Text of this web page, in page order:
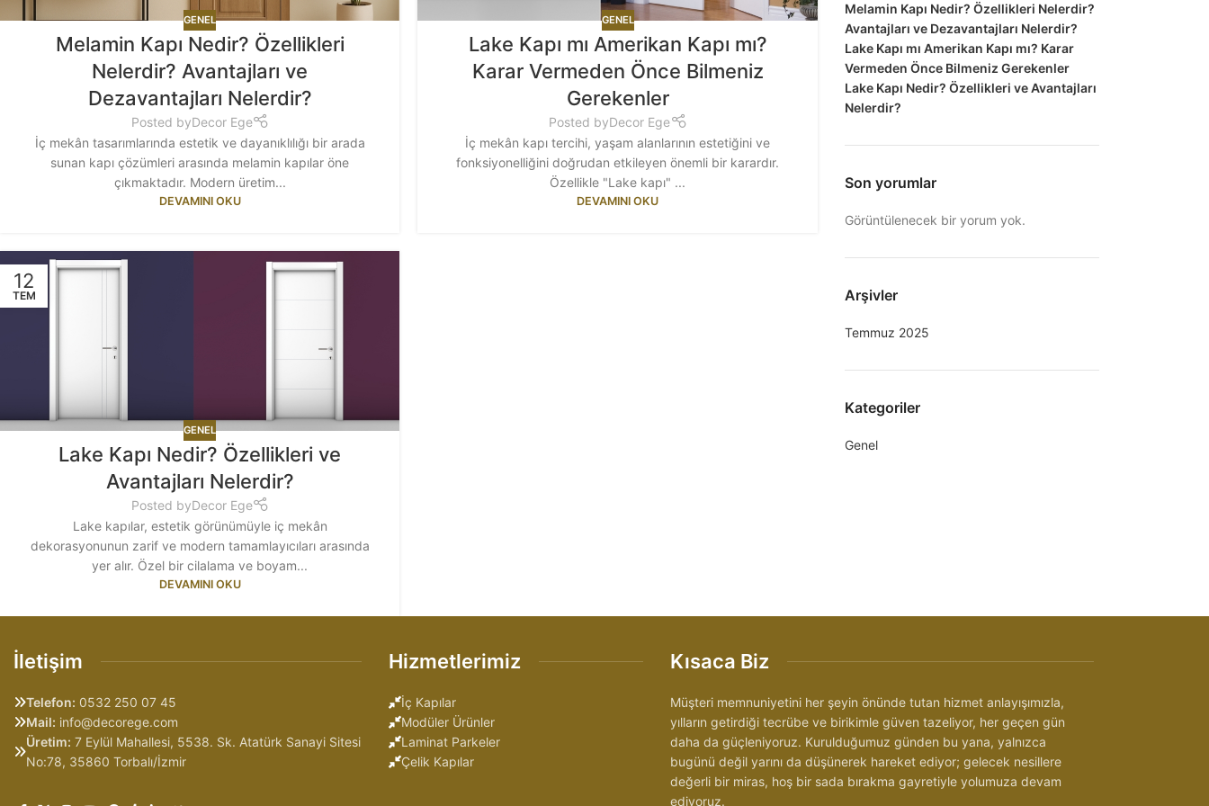
GENEL
Melamin Kapı Nedir? Özellikleri
Nelerdir? Avantajları ve
Dezavantajları Nelerdir?
Posted byDecor Ege
İç mekân tasarımlarında estetik ve dayanıklılığı bir arada
sunan kapı çözümleri arasında melamin kapılar öne
çıkmaktadır. Modern üretim...
DEVAMINI OKU
GENEL
Lake Kapı mı Amerikan Kapı mı?
Karar Vermeden Önce Bilmeniz
Gerekenler
Posted byDecor Ege
İç mekân kapı tercihi, yaşam alanlarının estetiğini ve
fonksiyonelliğini doğrudan etkileyen önemli bir karardır.
Özellikle "Lake kapı" ...
DEVAMINI OKU
12
TEM
GENEL
Lake Kapı Nedir? Özellikleri ve
Avantajları Nelerdir?
Posted byDecor Ege
Lake kapılar, estetik görünümüyle iç mekân
dekorasyonunun zarif ve modern tamamlayıcıları arasında
yer alır. Özel bir cilalama ve boyam...
DEVAMINI OKU
Melamin Kapı Nedir? Özellikleri Nelerdir?
Avantajları ve Dezavantajları Nelerdir?
Lake Kapı mı Amerikan Kapı mı? Karar
Vermeden Önce Bilmeniz Gerekenler
Lake Kapı Nedir? Özellikleri ve Avantajları
Nelerdir?
Son yorumlar
Görüntülenecek bir yorum yok.
Arşivler
Temmuz 2025
Kategoriler
Genel
İletişim
Telefon: 0532 250 07 45
Mail: info@decorege.com
Üretim: 7 Eylül Mahallesi, 5538. Sk. Atatürk Sanayi Sitesi
No:78, 35860 Torbalı/İzmir
Hizmetlerimiz
İç Kapılar
Modüler Ürünler
Laminat Parkeler
Çelik Kapılar
Kısaca Biz
Müşteri memnuniyetini her şeyin önünde tutan hizmet anlayışımızla,
yılların getirdiği tecrübe ve birikimle güven tazeliyor, her geçen gün
daha da güçleniyoruz. Kurulduğumuz günden bu yana, yalnızca
bugünü değil yarını da düşünerek hareket ediyor; gelecek nesillere
değerli bir miras, hoş bir sada bırakma gayretiyle yolumuza devam
ediyoruz.